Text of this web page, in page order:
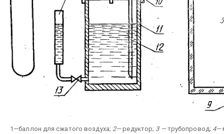
1—баллон для сжатого воздуха; 2—редуктор; 3 —трубопровод; 4—